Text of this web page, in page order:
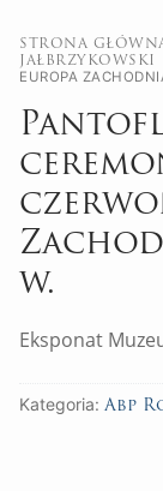
STRONA
JAŁBRZYKOWSKI
EUROPA
w.
Eksponat
Kategoria: Abp